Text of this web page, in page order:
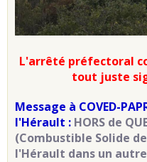
L'arrêté préfectoral
tout juste
Message à COVED-
l'Hérault : HORS de
(Combustible Solide
l'Hérault dans un autre